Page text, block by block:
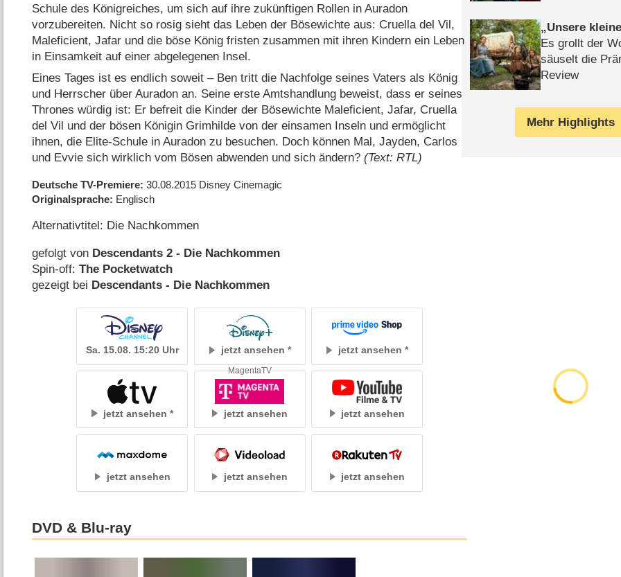
Schule des Königreiches, um sich auf ihre zukünftigen Rollen in Auradon
vorzubereiten. Nicht so rosig sieht das Leben der Bösewichte aus: Cruella del Vil,
Maleficient, Jafar und die böse König fristen zusammen mit ihren Kindern ein Leben
in Einsamkeit auf einer abgelegenen Insel.
Eines Tages ist es endlich soweit – Ben tritt die Nachfolge seines Vaters als König
und Herrscher über Auradon an. Seine erste Amtshandlung beweist, dass er seines
Thrones würdig ist: Er befreit die Kinder der Bösewichte Maleficient, Jafar, Cruella
del Vil und der bösen Königin Grimhilde von der einsamen Inseln und ermöglicht
ihnen, die Elite-Schule in Auradon zu besuchen. Doch können Mal, Jayden, Carlos
und Evvie sich wirklich vom Bösen abwenden und sich ändern?(Text: RTL)
Deutsche TV-Premiere 30.08.2015 Disney Cinemagic
Originalsprache Englisch
Alternativtitel: Die Nachkommen
gefolgt von Descendants 2 - Die Nachkommen
Spin-off:The Pocketwatch
gezeigt bei Descendants - Die Nachkommen
Sa. 15.08. 15:20 Uhr jetzt ansehen jetzt ansehen
jetzt ansehen jetzt ansehen
MagentaTV
jetzt ansehen
jetzt ansehen jetzt ansehen jetzt ansehen
DVD & Blu-ray
Unsere
Es grollt der
säuselt die
Review
Mehr Highlights